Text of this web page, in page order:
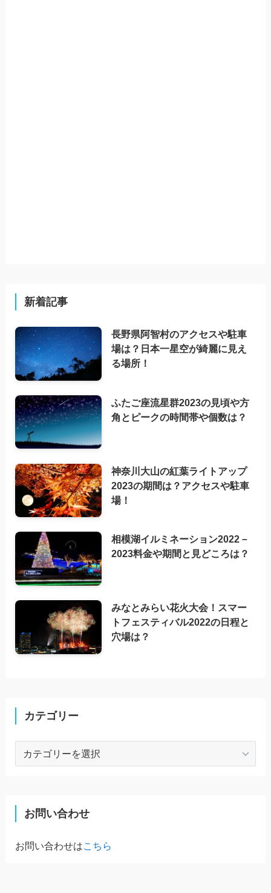
新着記事
長野県阿智村のアクセスや駐車
場は？日本一星空が綺麗に見え
る場所！
ふたご座流星群2023の見頃や方
角とピークの時間帯や個数は？
神奈川大山の紅葉ライトアップ
2023の期間は？アクセスや駐車
場！
相模湖イルミネーション2022－
2023料金や期間と見どころは？
みなとみらい花火大会！スマー
トフェスティバル2022の日程と
穴場は？
カテゴリー
ー お問い合わせ
お問い合わせはこちら